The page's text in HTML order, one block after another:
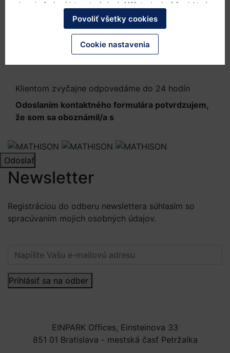
Súhlasím s registráciou do odberu newslettera
s novinkami z technologického práva.
informácií.
Klientom zvyčajne odpovedáme do 24 hodín
Odoslaním kontaktného formulára potvrdzujem,
že som sa oboznámil/a s
Odoslať
Newsletter
Registráciou do odberu newslettera súhlasím so
spracúvaním mojich osobných údajov.
Prihlásiť sa na odber
EINPARK Offices, Einsteinova 33
851 01 Bratislava - mestská časť Petržalka
viac prispôsobený internetový obsah. Môžete si vybrať, že niektoré
typy súborov cookies nepovolíte. Po kliknutí na nadpisy rôznych
kategórií sa dozviete viac a zmeníte svoje predvolené nastavenia.
Mali by ste však vedieť, že blokovanie niektorých súborov cookies
môže ovplyvniť vašu skúsenosť so stránkou a služby, ktoré vám
Cookie nastavenia
Povoliť všetky cookies